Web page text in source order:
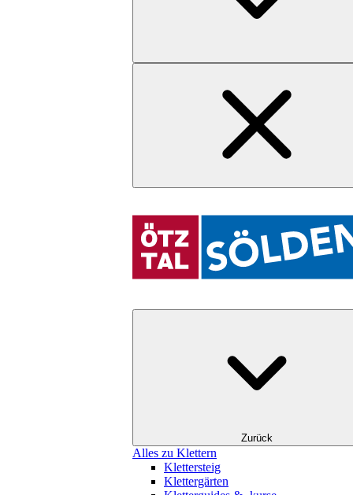
Zurück
Alles zu Klettern
Klettersteig
Klettergärten